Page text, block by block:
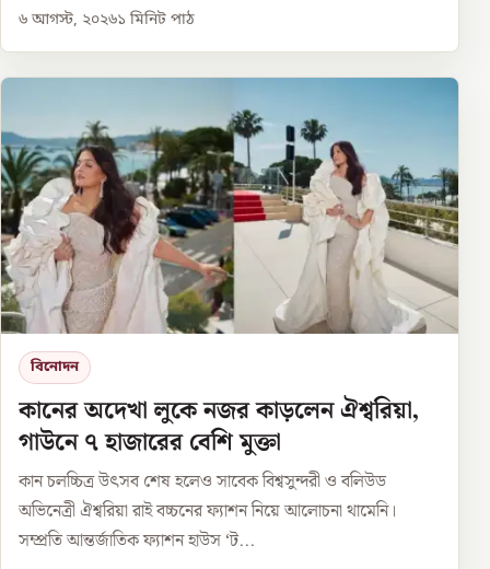
৬ আগস্ট, ২০২৬১ মিনিট পাঠ
বিনোদন
কানের অদেখা লুকে নজর কাড়লেন ঐশ্বরিয়া,
গাউনে ৭ হাজারের বেশি মুক্তা
কান চলচ্চিত্র উৎসব শেষ হলেও সাবেক বিশ্বসুন্দরী ও বলিউড
অভিনেত্রী ঐশ্বরিয়া রাই বচ্চনের ফ্যাশন নিয়ে আলোচনা থামেনি।
সম্প্রতি আন্তর্জাতিক ফ্যাশন হাউস ‘ট...